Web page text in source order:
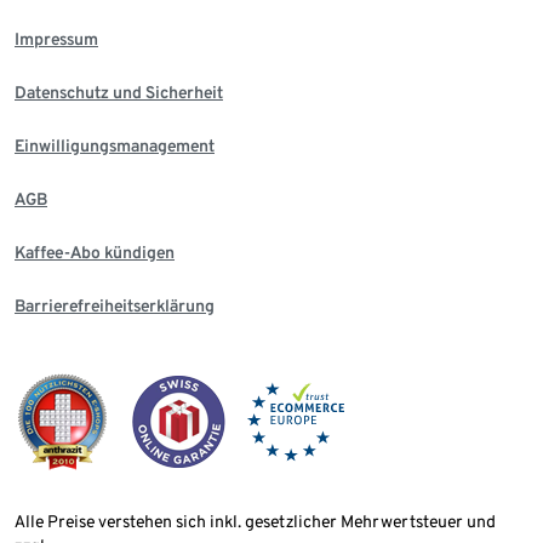
Impressum
Datenschutz und Sicherheit
Einwilligungsmanagement
AGB
Kaffee-Abo kündigen
Barrierefreiheitserklärung
Alle Preise verstehen sich inkl. gesetzlicher Mehrwertsteuer und